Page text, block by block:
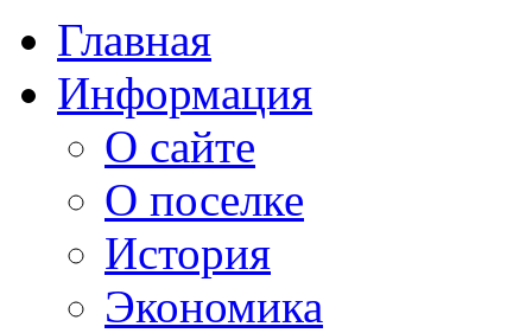
Главная
Информация
О сайте
О поселке
История
Экономика